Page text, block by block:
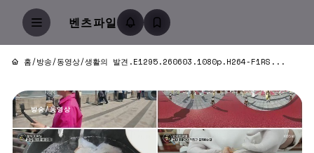
벤츠파일
홈/방송/동영상/생활의 발견.E1295.260603.1080p.H264-F1RS...
방송/동영상